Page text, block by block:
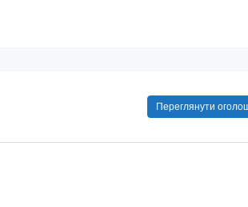
Переглянути